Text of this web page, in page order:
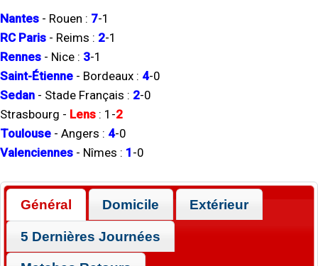
Nantes - Rouen : 7-1
RC Paris - Reims : 2-1
Rennes - Nice : 3-1
Saint-Étienne - Bordeaux : 4-0
Sedan - Stade Français : 2-0
Strasbourg - Lens : 1 -2
Toulouse - Angers : 4-0
Valenciennes - Nîmes : 1 -0
Général Domicile Extérieur
5 Dernières Journées